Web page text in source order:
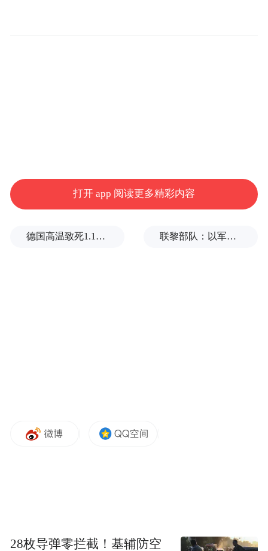
划已启动，预计为4家茶产业主体新增授信
470万元，持续扩大金融支持的覆盖面与渗透
打开 app 阅读更多精彩内容
德国高温致死1.19万人，为2016年来最高纪录 联黎部队：以军单日向黎发射113枚炮弹
28枚导弹零拦截！基辅防空